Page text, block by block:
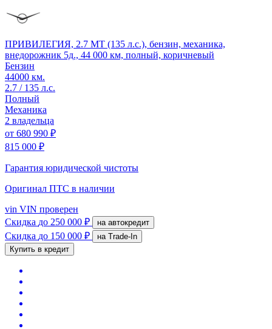
ПРИВИЛЕГИЯ, 2.7 MT (135 л.с.), бензин, механика,
внедорожник 5д., 44 000 км, полный, коричневый
Бензин
44000 км.
2.7 / 135 л.с.
Полный
Механика
2 владельца
от 680 990 ₽
815 000 ₽
Гарантия юридической чистоты
Оригинал ПТС в наличии
vin VIN проверен
Скидка до 250 000 ₽ на автокредит
Скидка до 150 000 ₽
на Trade-In
Купить в кредит